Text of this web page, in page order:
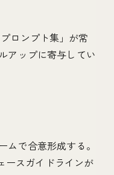
ロンプト集」が常
アップに寄与してい
で合意形成する。
ースガイドラインが